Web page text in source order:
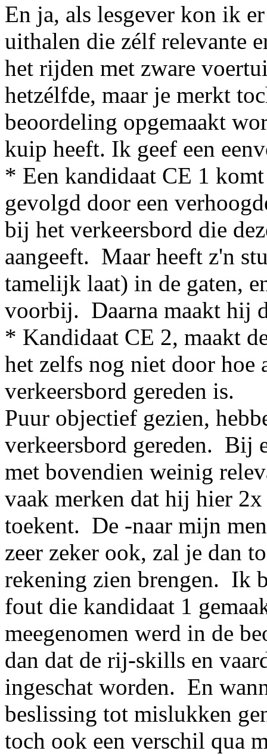
En ja, als lesgever kon ik
uithalen die zélf relevante
het rijden met zware
hetzélfde, maar je merkt
beoordeling opgemaakt
kuip heeft. Ik geef een
* Een kandidaat CE 1
gevolgd door een
bij het verkeersbord die
aangeeft. Maar heeft z'n
tamelijk laat) in de gaten,
voorbij. Daarna maakt hij
* Kandidaat CE 2, maakt
het zelfs nog niet door
verkeersbord gereden is.
Puur objectief gezien,
verkeersbord gereden. Bij
met bovendien weinig
vaak merken dat hij hier
toekent. De -naar mijn
zeer zeker ook, zal je dan
rekening zien brengen. Ik
fout die kandidaat 1
meegenomen werd in de
dan dat de rij-skills en
ingeschat worden. En
beslissing tot mislukken
toch ook een verschil qua